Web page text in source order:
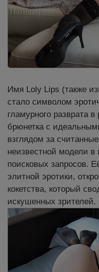
Имя Loly Lips (также
стало символом
гламурного разврата
брюнетка с
взглядом за
неизвестной модели в
поисковых запросов.
элитной эротики,
кокетства, который
искушенных зрителей.